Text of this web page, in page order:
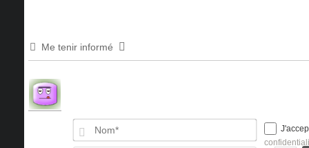
Me tenir informé
Nom*